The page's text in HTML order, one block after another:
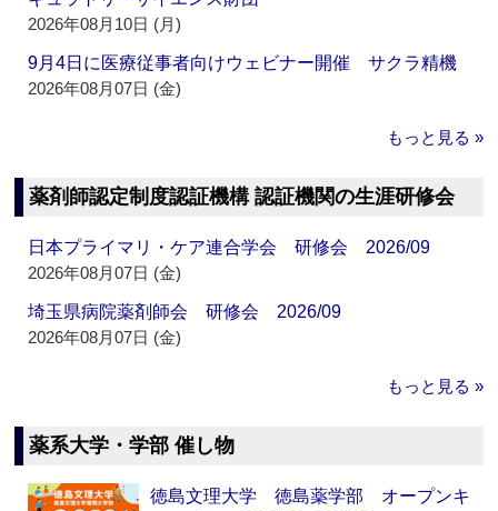
2026年08月10日 (月)
9月4日に医療従事者向けウェビナー開催 サクラ精機
2026年08月07日 (金)
もっと見る »
薬剤師認定制度認証機構 認証機関の生涯研修会
日本プライマリ・ケア連合学会 研修会 2026/09
2026年08月07日 (金)
埼玉県病院薬剤師会 研修会 2026/09
2026年08月07日 (金)
もっと見る »
薬系大学・学部 催し物
徳島文理大学 徳島薬学部 オープンキ